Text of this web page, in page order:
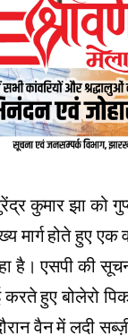
कुमार झा को
मार्ग होते हुए
है। एसपी की
करते हुए बोलेरो
वैन में लदी